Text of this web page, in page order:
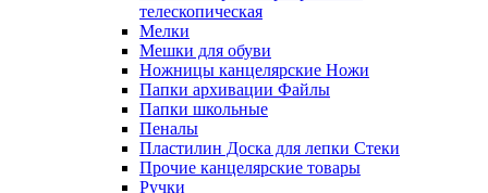
телескопическая
Мелки
Мешки для обуви
Ножницы канцелярские Ножи
Папки архивации Файлы
Папки школьные
Пеналы
Пластилин Доска для лепки Стеки
Прочие канцелярские товары
Ручки